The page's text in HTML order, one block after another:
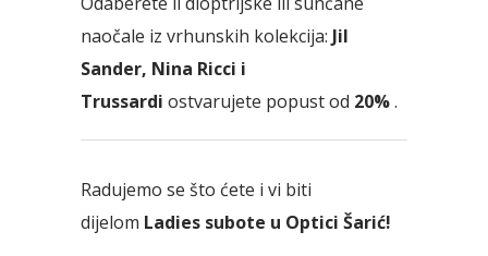
naočale iz vrhunskih kolekcija: Jil
Sander, Nina Ricci i
Trussardi ostvarujete popust od 20%.
Radujemo se što ćete i vi biti
dijelom Ladies subote u Optici Šarić!